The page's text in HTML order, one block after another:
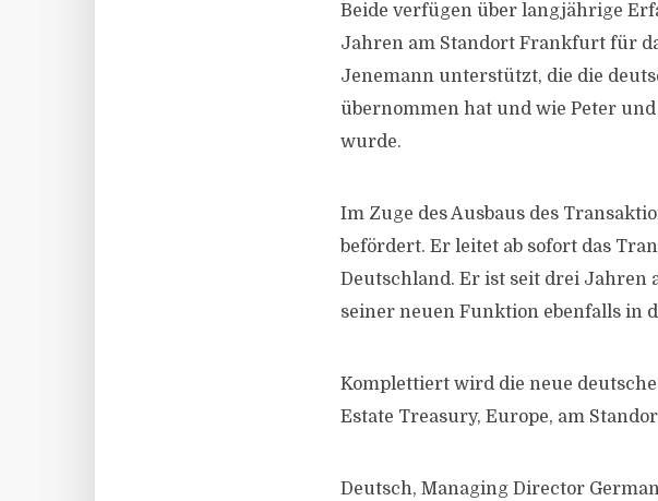
Beide verfügen über langjährige
Jahren am Standort Frankfurt für
Jenemann unterstützt, die die
übernommen hat und wie Peter
wurde.
Im Zuge des Ausbaus des
befördert. Er leitet ab sofort das
Deutschland. Er ist seit drei
seiner neuen Funktion ebenfalls in
Komplettiert wird die neue
Estate Treasury, Europe, am
Deutsch, Managing Director